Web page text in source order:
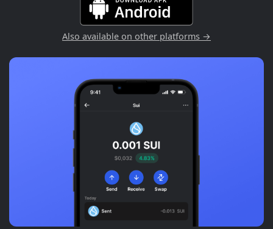
Also available on other platforms →